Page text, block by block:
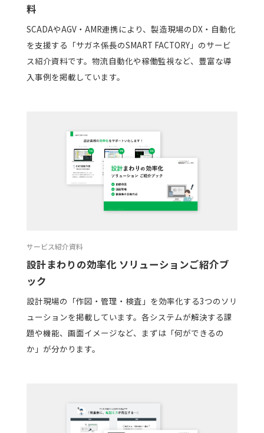
料
SCADAやAGV・AMR連携により、製造現場のDX・自動化
を支援する「サガネ係長のSMART FACTORY」のサービ
ス紹介資料です。物流自動化や稼働監視など、豊富な導
入事例を掲載しています。
サービス紹介資料
設計まわりの効率化 ソリューションご紹介ブ
ック
設計現場の「作図・管理・検査」を効率化する3つのソリ
ューションを掲載しています。各システムが解決する課
題や機能、画面イメージなど、まずは「何ができるの
か」が分かります。